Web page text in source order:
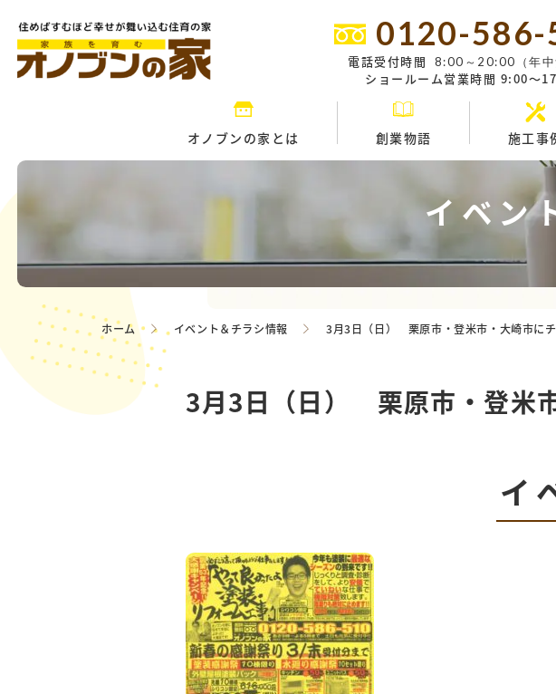
0120-586-
電話受付時間 8:00～20:00（年中
ショールーム営業時間 9:00～
オノブンの家とは 創業物語 施工事
イベン
ホーム イベント＆チラシ情報 3月3日（日） 栗原市・登米市・大崎市にチ
3月3日（日） 栗原市・登米
イ